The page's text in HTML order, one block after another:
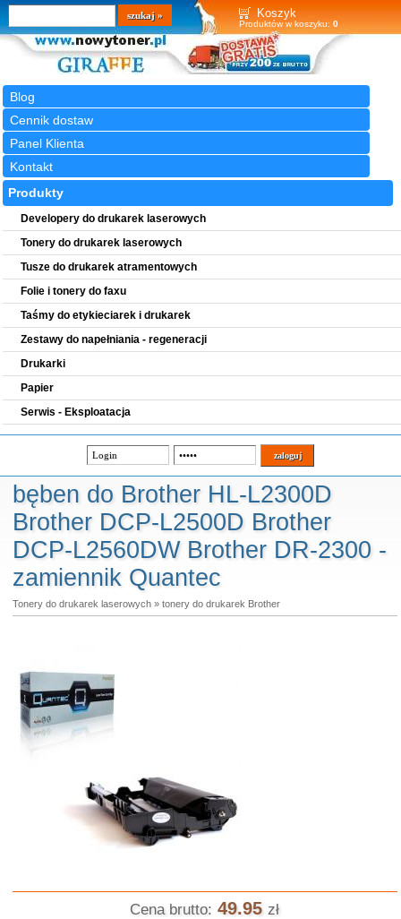
Koszyk
Produktów w koszyku: 0
Blog
Cennik dostaw
Panel Klienta
Kontakt
Wyszukiwarka
szukaj
Produkty
Developery do drukarek laserowych
Tonery do drukarek laserowych
Tusze do drukarek atramentowych
Folie i tonery do faxu
Taśmy do etykieciarek i drukarek
Zestawy do napełniania - regeneracji
Drukarki
Papier
Serwis - Eksploatacja
bęben do Brother HL-L2300D
Brother DCP-L2500D Brother
DCP-L2560DW Brother DR-2300 -
zamiennik Quantec
Tonery do drukarek laserowych» tonery do drukarek Brother
Cena brutto: 49.95 zł